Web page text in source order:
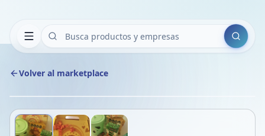
Buscar
Volver al marketplace
1/3